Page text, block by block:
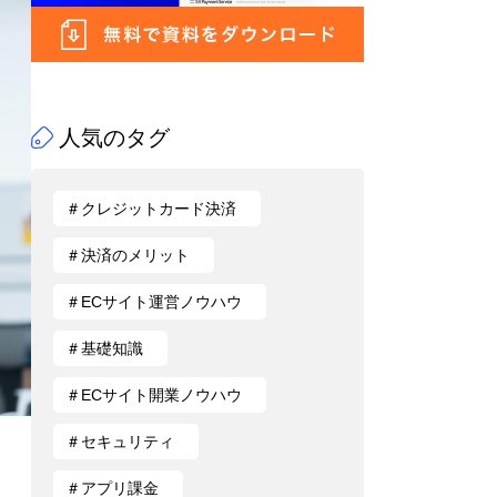
人気のタグ
＃クレジットカード決済
＃決済のメリット
＃ECサイト運営ノウハウ
＃基礎知識
＃ECサイト開業ノウハウ
＃セキュリティ
＃アプリ課金